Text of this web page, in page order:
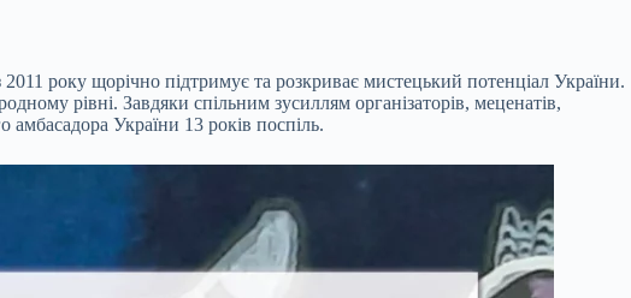
року щорічно підтримує та розкриває мистецький потенціал України.
рівні. Завдяки спільним зусиллям організаторів, меценатів,
амбасадора України 13 років поспіль.